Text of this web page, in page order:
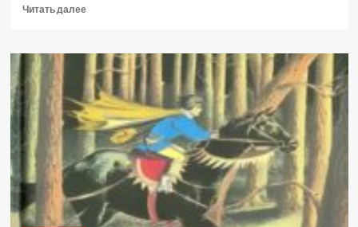
Читать далееПрочитать
Книжные
бестселлеры
2025
года,
мимо
которых
вы
могли
пройти